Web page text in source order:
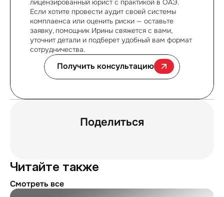
лицензированный юрист с практикой в ОАЭ.
Если хотите провести аудит своей системы
комплаенса или оценить риски — оставьте
заявку, помощник Ирины свяжется с вами,
уточнит детали и подберет удобный вам формат
сотрудничества.
Получить консультацию
Поделиться
Читайте также
Смотреть все